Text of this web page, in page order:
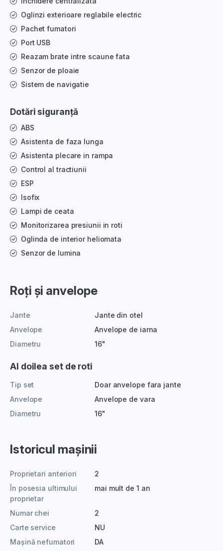
Oglinzi exterioare reglabile electric
Pachet fumatori
Port USB
Reazam brate intre scaune fata
Senzor de ploaie
Sistem de navigatie
Dotări siguranță
ABS
Asistenta de faza lunga
Asistenta plecare in rampa
Control al tractiunii
ESP
Isofix
Lampi de ceata
Monitorizarea presiunii in roti
Oglinda de interior heliomata
Senzor de lumina
Roți și anvelope
Jante
Jante din otel
Anvelope
Anvelope de iarna
Diametru
16"
Al doilea set de roti
Tip set
Doar anvelope fara jante
Anvelope
Anvelope de vara
Diametru
16"
Istoricul mașinii
Proprietari anteriori
2
În posesia ultimului
proprietar
mai mult de 1 an
Numar chei
2
Carte service
NU
Mașină nefumatori
DA